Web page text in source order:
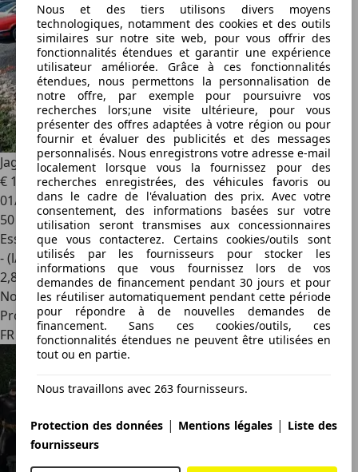
Jaguar X-Typexj40 2.9
€ 1 000
01/1987
50 000 km
Essence
- (l/100 km)
2,8
Nouveau
Professionnel
FR 12500
Nous et des tiers utilisons divers moyens
technologiques, notamment des cookies et des outils
similaires sur notre site web, pour vous offrir des
fonctionnalités étendues et garantir une expérience
utilisateur améliorée. Grâce à ces fonctionnalités
étendues, nous permettons la personnalisation de
notre offre, par exemple pour poursuivre vos
recherches lors;une visite ultérieure, pour vous
présenter des offres adaptées à votre région ou pour
fournir et évaluer des publicités et des messages
personnalisés. Nous enregistrons votre adresse e-mail
localement lorsque vous la fournissez pour des
recherches enregistrées, des véhicules favoris ou
dans le cadre de l'évaluation des prix. Avec votre
consentement, des informations basées sur votre
utilisation seront transmises aux concessionnaires
que vous contacterez. Certains cookies/outils sont
utilisés par les fournisseurs pour stocker les
informations que vous fournissez lors de vos
demandes de financement pendant 30 jours et pour
les réutiliser automatiquement pendant cette période
pour répondre à de nouvelles demandes de
financement. Sans ces cookies/outils, ces
fonctionnalités étendues ne peuvent être utilisées en
tout ou en partie.
Nous travaillons avec 263 fournisseurs.
Protection des données | Mentions légales | Liste des
fournisseurs